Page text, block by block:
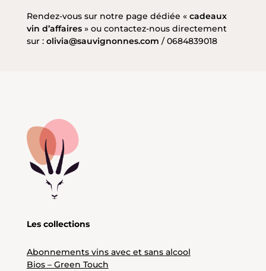
Rendez-vous sur notre page dédiée « cadeaux
vin d’affaires» ou contactez-nous directement
sur : olivia@sauvignonnes.com / 0684839018
Les collections
Abonnements vins avec et sans alcool
Bios – Green Touch